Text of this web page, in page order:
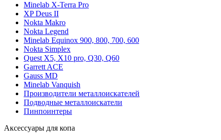
Minelab X-Terra Pro
XP Deus II
Nokta Makro
Nokta Legend
Minelab Equinox 900, 800, 700, 600
Nokta Simplex
Quest X5, X10 pro, Q30, Q60
Garrett ACE
Gauss MD
Minelab Vanquish
Производители металлоискателей
Подводные металлоискатели
Пинпоинтеры
Аксессуары для копа